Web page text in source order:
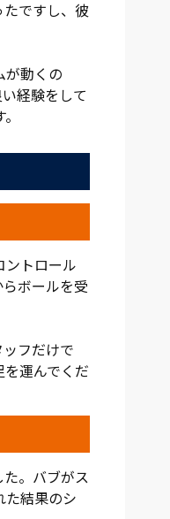
クロスは
には小島
するために
へ入って
レクトで合
チライン
が、鮮やか
を飾っ
素直に思
昇格圏内の
ですし、彼
が動くの
経験をして
ントロール
ボールを受
フだけで
運んでくだ
。バブがス
た結果のシ